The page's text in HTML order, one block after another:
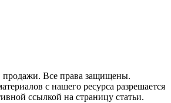
Все права защищены.
с нашего ресурса разрешается
ссылкой на страницу статьи.